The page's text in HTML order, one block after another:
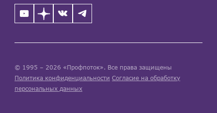
© 1995 – 2026 «Профпоток». Все права защищены
Политика конфиденциальности Согласие на обработку
персональных данных